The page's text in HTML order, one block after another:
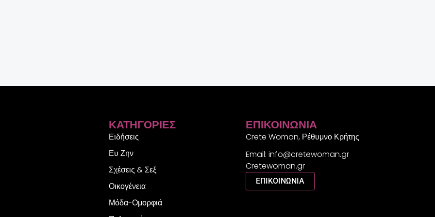
ΚΑΤΗΓΟΡΊΕΣ
Ειδήσεις
Ευ Ζην
Σχέσεις & Σεξ
Οικογένεια
Μόδα-Ομορφιά
ΕΠΙΚΟΙΝΩΝΊΑ
Crete Woman, Ρέθυμνο Κρήτης
Email: info@cretewoman.gr
Cretewoman.gr
ΕΠΙΚΟΙΝΩΝΙΑ